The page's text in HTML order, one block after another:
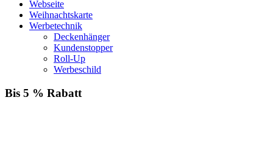
Webseite
Weihnachtskarte
Werbetechnik
Deckenhänger
Kundenstopper
Roll-Up
Werbeschild
Bis 5 % Rabatt